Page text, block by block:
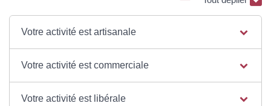
Votre activité est artisanale
Votre activité est commerciale
Votre activité est libérale